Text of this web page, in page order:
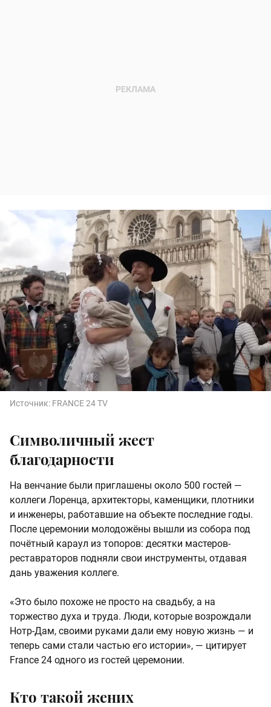
Источник: FRANCE 24 TV
Символичный жест
благодарности
На венчание были приглашены около 500 гостей —
коллеги Лоренца, архитекторы, каменщики, плотники
и инженеры, работавшие на объекте последние годы.
После церемонии молодожёны вышли из собора под
почётный караул из топоров: десятки мастеров-
реставраторов подняли свои инструменты, отдавая
дань уважения коллеге.
«Это было похоже не просто на свадьбу, а на
торжество духа и труда. Люди, которые возрождали
Нотр-Дам, своими руками дали ему новую жизнь — и
теперь сами стали частью его истории», — цитирует
France 24 одного из гостей церемонии.
Кто такой жених